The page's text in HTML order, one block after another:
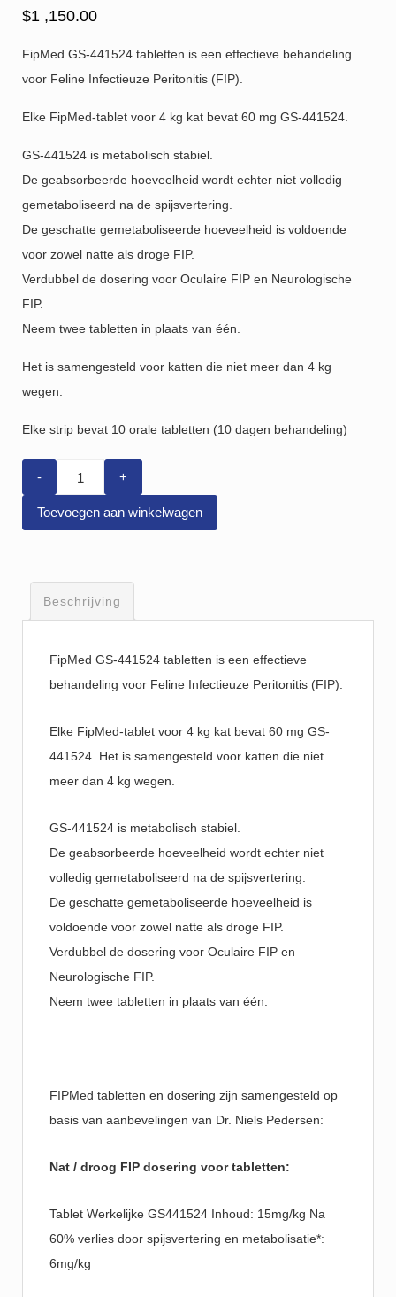
$1 ,150.00
FipMed GS-441524 tabletten is een effectieve behandeling
voor Feline Infectieuze Peritonitis (FIP).
Elke FipMed-tablet voor 4 kg kat bevat 60 mg GS-441524.
GS-441524 is metabolisch stabiel.
De geabsorbeerde hoeveelheid wordt echter niet volledig
gemetaboliseerd na de spijsvertering.
De geschatte gemetaboliseerde hoeveelheid is voldoende
voor zowel natte als droge FIP.
Verdubbel de dosering voor Oculaire FIP en Neurologische
FIP.
Neem twee tabletten in plaats van één.
Het is samengesteld voor katten die niet meer dan 4 kg
wegen.
Elke strip bevat 10 orale tabletten (10 dagen behandeling)
Toevoegen aan winkelwagen
Beschrijving
FipMed GS-441524 tabletten is een effectieve
behandeling voor Feline Infectieuze Peritonitis (FIP).
Elke FipMed-tablet voor 4 kg kat bevat 60 mg GS-
441524. Het is samengesteld voor katten die niet
meer dan 4 kg wegen.
GS-441524 is metabolisch stabiel.
De geabsorbeerde hoeveelheid wordt echter niet
volledig gemetaboliseerd na de spijsvertering.
De geschatte gemetaboliseerde hoeveelheid is
voldoende voor zowel natte als droge FIP.
Verdubbel de dosering voor Oculaire FIP en
Neurologische FIP.
Neem twee tabletten in plaats van één.
FIPMed tabletten en dosering zijn samengesteld op
basis van aanbevelingen van Dr. Niels Pedersen:
Nat / droog FIP dosering voor tabletten:
Tablet Werkelijke GS441524 Inhoud: 15mg/kg Na
60% verlies door spijsvertering en metabolisatie*:
6mg/kg